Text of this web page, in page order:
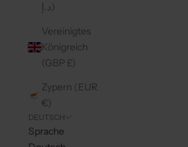
د.إ)
Vereinigtes
Königreich
(GBP £)
Zypern (EUR
€)
DEUTSCH
Sprache